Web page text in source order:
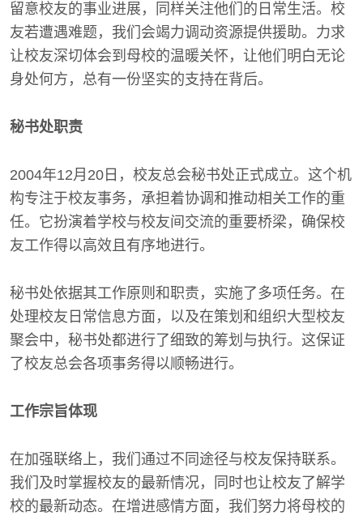
留意校友的事业进展，同样关注他们的日常生活。校
友若遭遇难题，我们会竭力调动资源提供援助。力求
让校友深切体会到母校的温暖关怀，让他们明白无论
身处何方，总有一份坚实的支持在背后。
秘书处职责
2004年12月20日，校友总会秘书处正式成立。这个机
构专注于校友事务，承担着协调和推动相关工作的重
任。它扮演着学校与校友间交流的重要桥梁，确保校
友工作得以高效且有序地进行。
秘书处依据其工作原则和职责，实施了多项任务。在
处理校友日常信息方面，以及在策划和组织大型校友
聚会中，秘书处都进行了细致的筹划与执行。这保证
了校友总会各项事务得以顺畅进行。
工作宗旨体现
在加强联络上，我们通过不同途径与校友保持联系。
我们及时掌握校友的最新情况，同时也让校友了解学
校的最新动态。在增进感情方面，我们努力将母校的